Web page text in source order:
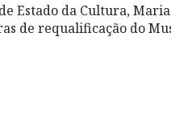
Estado da Cultura,
de requalificação do